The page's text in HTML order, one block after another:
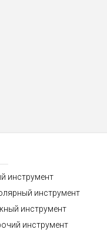
инструмент
инструмент
инструмент
инструмент